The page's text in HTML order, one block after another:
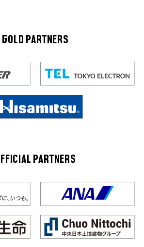
GOLD PARTNERS
PARTNERS